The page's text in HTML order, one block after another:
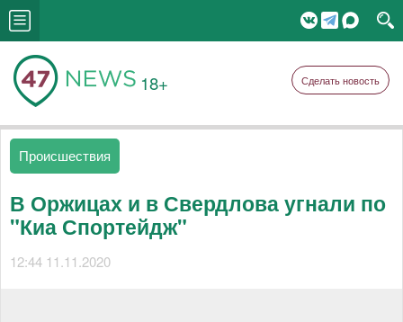
18+ Сделать новость
Происшествия
В Оржицах и в Свердлова угнали по
"Киа Спортейдж"
12:44 11.11.2020